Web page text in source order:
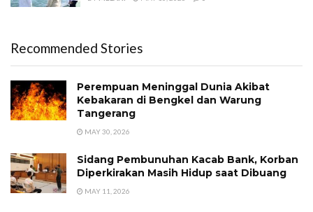
Recommended Stories
Perempuan Meninggal Dunia Akibat
Kebakaran di Bengkel dan Warung
Tangerang
MAY 30, 2026
Sidang Pembunuhan Kacab Bank, Korban
Diperkirakan Masih Hidup saat Dibuang
MAY 11, 2026